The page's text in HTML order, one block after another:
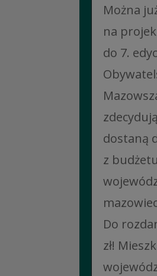
Można
na
do 7.
dostaną
z
Do
zł!